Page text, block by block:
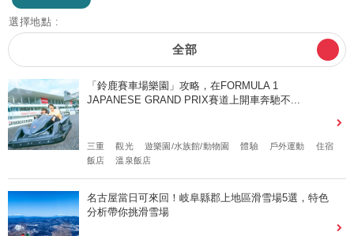
選擇地點 :
全部
「鈴鹿賽車場樂園」攻略，在FORMULA 1
JAPANESE GRAND PRIX賽道上開車奔馳不...
三重 觀光 遊樂園/水族館/動物園 體驗 戶外運動
住宿
飯店
溫泉飯店
名古屋當日可來回！岐阜縣郡上地區滑雪場5選，特色
分析帶你挑滑雪場